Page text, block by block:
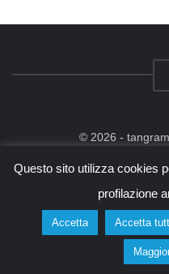
© 2026 -
Questo sito utilizza cookies
profilazione
Accetta Accetta